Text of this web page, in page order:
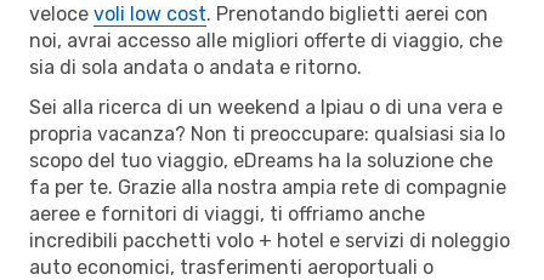
veloce voli low cost. Prenotando biglietti aerei con
noi, avrai accesso alle migliori offerte di viaggio, che
sia di sola andata o andata e ritorno.
Sei alla ricerca di un weekend a Ipiau o di una vera e
propria vacanza? Non ti preoccupare: qualsiasi sia lo
scopo del tuo viaggio, eDreams ha la soluzione che
fa per te. Grazie alla nostra ampia rete di compagnie
aeree e fornitori di viaggi, ti offriamo anche
incredibili pacchetti volo + hotel e servizi di noleggio
auto economici, trasferimenti aeroportuali o